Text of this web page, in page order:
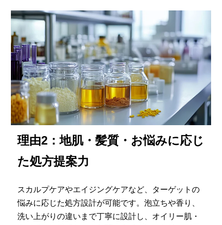
理由2：地肌・髪質・お悩みに応じ
た処方提案力
スカルプケアやエイジングケアなど、ターゲットの
悩みに応じた処方設計が可能です。泡立ちや香り、
洗い上がりの違いまで丁寧に設計し、オイリー肌・